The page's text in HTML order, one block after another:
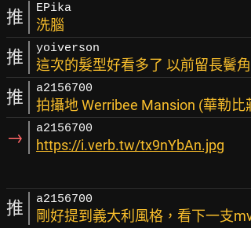
推 EPika
洗腦
推 yoiverson
這次的髮型好看多了 以前留長鬢
推 a2156700
拍攝地 Werribee Mansion (華勒比
→ a2156700
https://i.verb.tw/tx9nYbAn.jpg
推 a2156700
剛好提到義大利風格，看下一支